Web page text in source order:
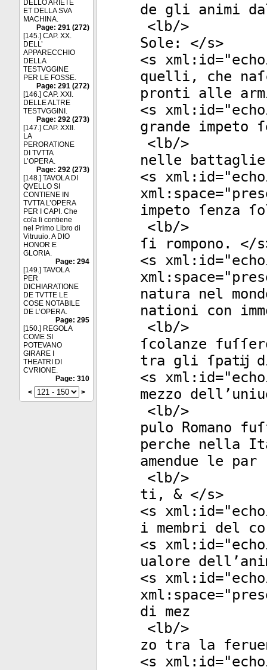
DELLO ARIETE
ET DELLA SVA
MACHINA.
Page: 291 (272)
[145.] CAP. XX.
DELL’
APPARECCHIO
DELLA
TESTVGGINE
PER LE FOSSE.
Page: 291 (272)
[146.] CAP. XXI.
DELLE ALTRE
TESTVGGINI.
Page: 292 (273)
[147.] CAP. XXII.
LA
PERORATIONE
DI TVTTA
L’OPERA.
Page: 292 (273)
[148.] TAVOLA DI
QVELLO SI
CONTIENE IN
TVTTA L’OPERA
PER I CAPI. Che
coſa ſi contiene
nel Primo Libro di
Vitruuio. A DIO
HONOR E
GLORIA.
Page: 294
[149.] TAVOLA
PER
DICHIARATIONE
DE TVTTE LE
COSE NOTABILE
DE L’OPERA.
Page: 295
[150.] REGOLA
COME SI
POTEVANO
GIRARE I
THEATRI DI
CVRIONE.
Page: 310
<
>
de gli animi
<lb/>
Sole: </s>
<s xml:id="
quelli, che
pronti alle
<s xml:id="
grande impeto
<lb/>
nelle battaglie,
<s xml:id="
xml:space="
impeto ſenza
<lb/>
ſi rompono. </s
<s xml:id="
xml:space="
natura nel
nationi con
<lb/>
ſcolanze
tra gli ſpatĳ
<s xml:id="
mezzo
<lb/>
pulo Romano
perche nella
amendue le par
<lb/>
ti, & </s>
<s xml:id="
i membri del
<s xml:id="
ualore
<s xml:id="
xml:space="
di mez
<lb/>
zo tra la
<s xml:id="